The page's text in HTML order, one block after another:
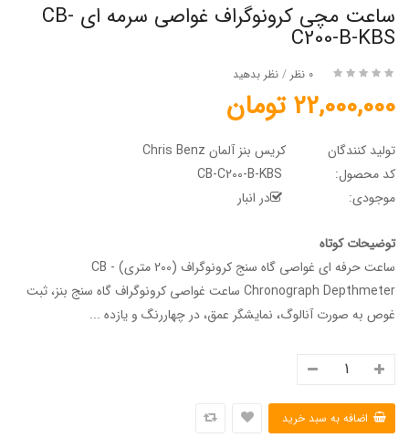
ساعت مچی کرونوگراف غواصی سرمه ای CB-
C200-B-KBS
0 نظر / نظر بدهید
22,000,000 تومان
تولید کنندگان
کریس بنز آلمان Chris Benz
کد محصول:
موجودی:
در انبار
توضیحات کوتاه
ساعت حرفه ای غواصی گاه سنج کرونوگراف (200 متری) - CB
Chronograph Depthmeter ساعت غواصی کرونوگراف گاه سنج بنز، ثبت
غوص به صورت آنالوگ، نمایشگر عمق، در چهاررنگ و یازده ...